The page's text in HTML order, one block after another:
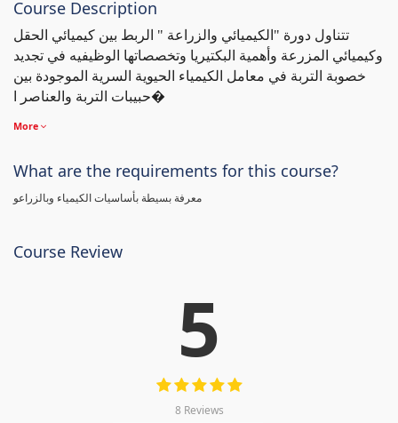
Course Description
تتناول دورة "الكيميائي والزراعة " الربط بين كيميائي الحقل
وكيميائي المزرعة وأهمية البكتيريا وتخصصاتها الوظيفيه في تجديد
خصوبة التربة في معامل الكيمياء الحيوية السرية الموجودة بين
حبيبات التربة والعناصر ا�
More
What are the requirements for this course?
معرفة بسيطة بأساسيات الكيمياء وبالزراعو
Course Review
5
8 Reviews